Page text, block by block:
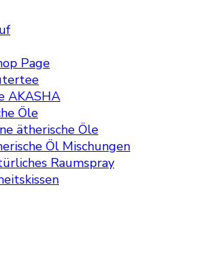
Page
AKASHA
Öle
ätherische Öle
Öl Mischungen
Raumspray